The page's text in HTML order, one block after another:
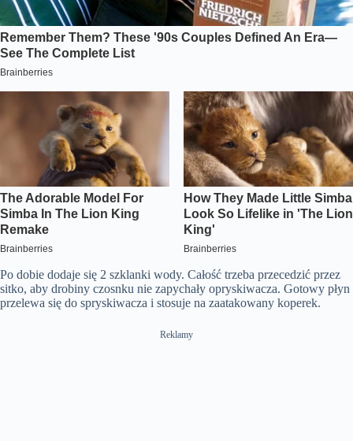
Po dobie dodaje się 2 szklanki wody. Całość trzeba przecedzić przez
sitko, aby drobiny czosnku nie zapychały opryskiwacza. Gotowy płyn
przelewa się do spryskiwacza i stosuje na zaatakowany koperek.
Reklamy